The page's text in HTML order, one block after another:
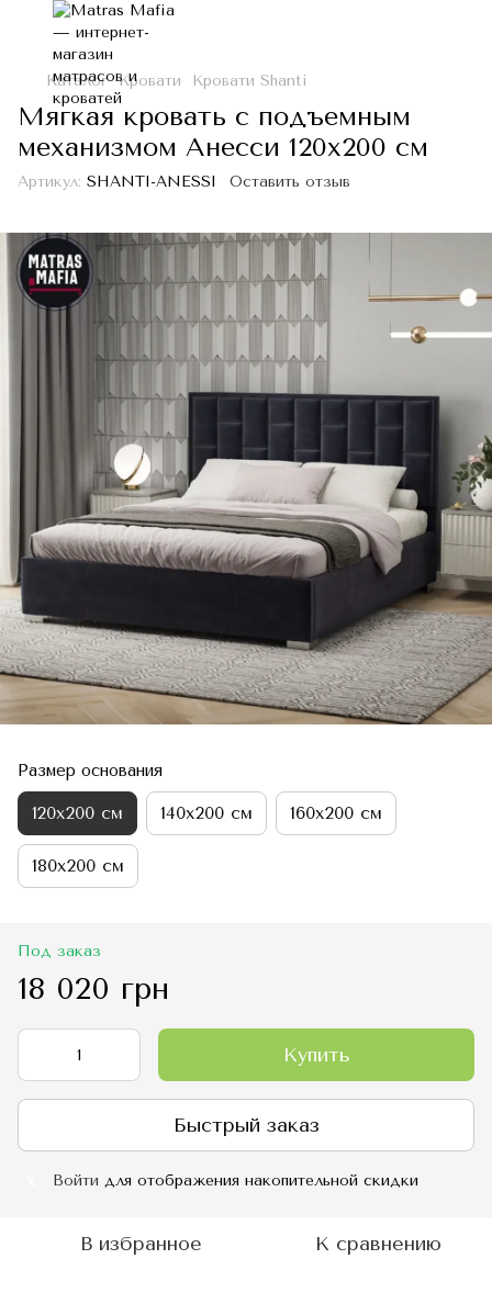
Каталог Кровати Кровати Shanti
Мягкая кровать с подъемным
механизмом Анесси 120х200 см
Артикул: SHANTI-ANESSI Оставить отзыв
Размер основания
120х200 см 140х200 см 160х200 см
180х200 см
Под заказ
18 020 грн
Купить
Быстрый заказ
Войти для отображения накопительной скидки
В избранное К сравнению